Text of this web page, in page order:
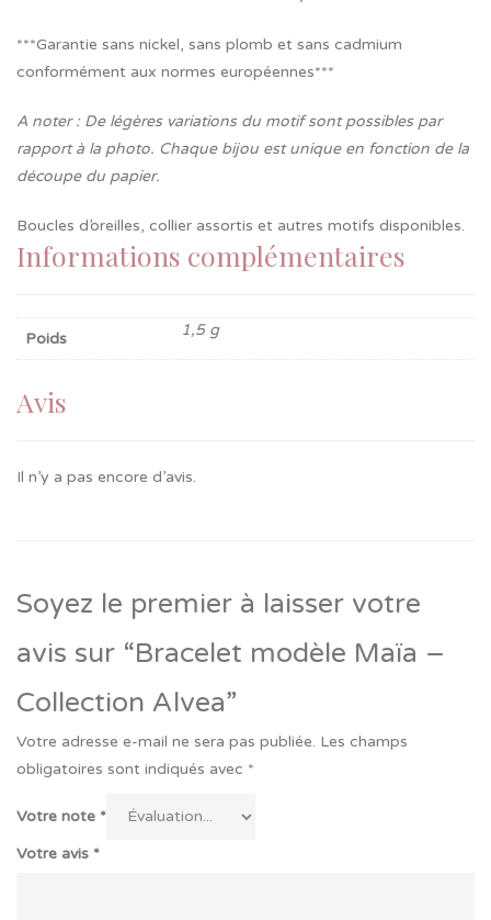
***Garantie sans nickel, sans plomb et sans cadmium
conformément aux normes européennes***
A noter : De légères variations du motif sont possibles par
rapport à la photo. Chaque bijou est unique en fonction de la
découpe du papier.
Boucles d’oreilles, collier assortis et autres motifs disponibles.
Informations complémentaires
Poids 1,5 g
Avis
Il n’y a pas encore d’avis.
Soyez le premier à laisser votre
avis sur “Bracelet modèle Maïa –
Collection Alvea”
Votre adresse e-mail ne sera pas publiée. Les champs
obligatoires sont indiqués avec *
Votre note *
Votre avis *